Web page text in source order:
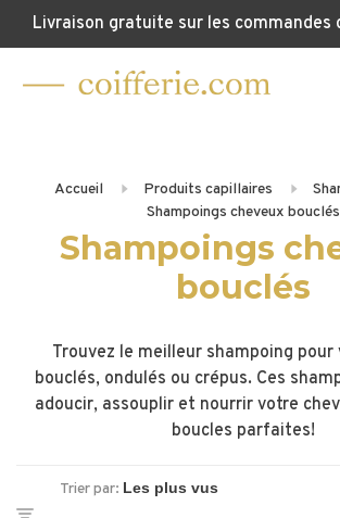
Livraison gratuite sur les commandes
Accueil Produits capillaires
Shampoings cheveux bouclés
Shampoings
bouclés
Trouvez le meilleur shampoing pour
bouclés, ondulés ou crépus. Ces
adoucir, assouplir et nourrir votre
boucles parfaites!
Trier par: